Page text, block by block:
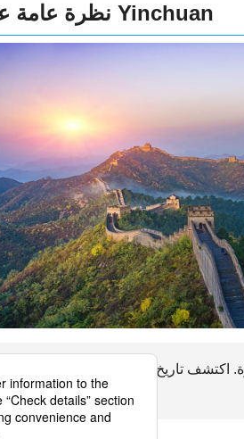
نظرة عامة على Yinchuan